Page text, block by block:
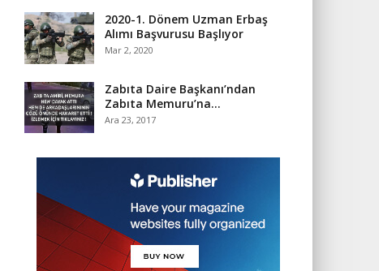
2020-1. Dönem Uzman Erbaş
Alımı Başvurusu Başlıyor
Mar 2, 2020
Zabıta Daire Başkanı’ndan
Zabıta Memuru’na…
Ara 23, 2017